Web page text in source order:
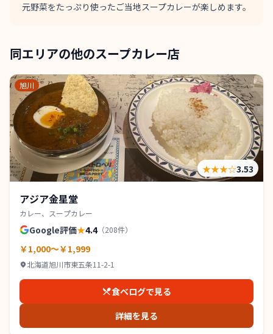
元野菜をたっぷり使ったご当地スープカレーが楽しめます。
同エリアの他のスープカレー店
旭川
★★★☆3.53
アジア金星堂
カレー、スープカレー
Google評価★4.4（208件）
￥1,000～￥1,999
北海道旭川市東五条11-2-1
食べログで見る
詳細を見る